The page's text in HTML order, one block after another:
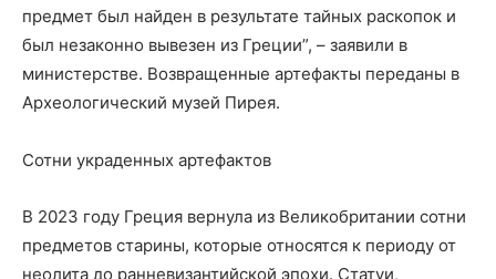
предмет был найден в результате тайных раскопок и
был незаконно вывезен из Греции”, – заявили в
министерстве. Возвращенные артефакты переданы в
Археологический музей Пирея.
Сотни украденных артефактов
В 2023 году Греция вернула из Великобритании сотни
предметов старины, которые относятся к периоду от
неолита до ранневизантийской эпохи. Статуи,